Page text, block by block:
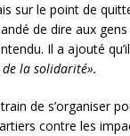
sur le point de
de dire aux
Il a ajouté
la solidarité».
de s’organiser
contre les